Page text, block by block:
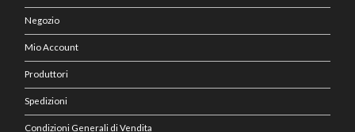
Negozio
Mio Account
Produttori
Spedizioni
Condizioni Generali di Vendita